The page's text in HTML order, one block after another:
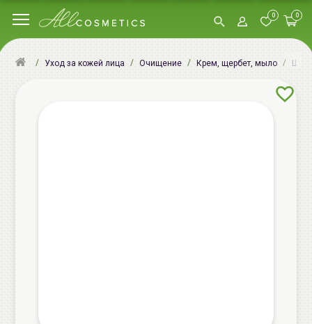
0 0
Уход за кожей лица Очищение Крем, щербет, мыло